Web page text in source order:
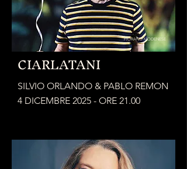
FIORANO MODENESE
CIARLATANI
SILVIO ORLANDO & PABLO REMON
4 DICEMBRE 2025 - ORE 21.00